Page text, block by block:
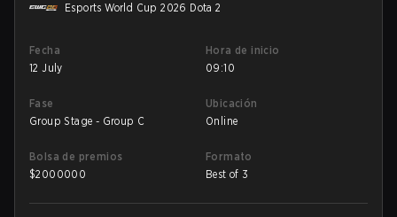
Esports World Cup 2026 Dota 2
Fecha
12 July
Hora de inicio
09:10
Fase
Group Stage - Group C
Ubicación
Online
Bolsa de premios
$2000000
Formato
Best of 3